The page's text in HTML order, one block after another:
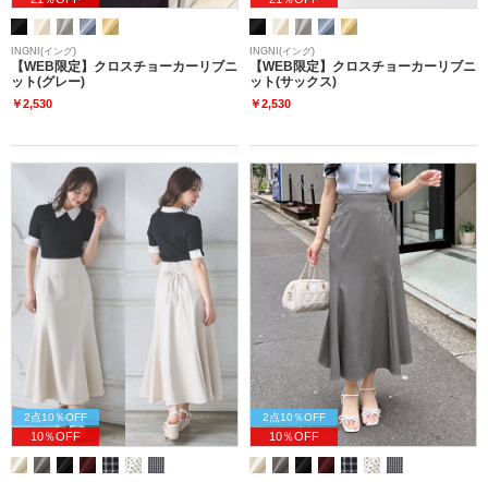
INGNI(イング)
【WEB限定】クロスチョーカーリブニ
ット(グレー)
￥2,530
INGNI(イング)
【WEB限定】クロスチョーカーリブニ
ット(サックス)
￥2,530
2点10％OFF
10％OFF
2点10％OFF
10％OFF